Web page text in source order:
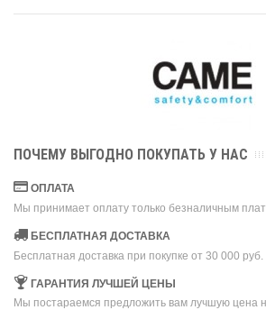
ПОЧЕМУ ВЫГОДНО ПОКУПАТЬ У НАС
ОПЛАТА
Мы принимает оплату только безналичным
БЕСПЛАТНАЯ ДОСТАВКА
Бесплатная доставка при покупке от 30 000 руб.
ГАРАНТИЯ ЛУЧШЕЙ ЦЕНЫ
Мы постараемся предложить вам лучшую цена